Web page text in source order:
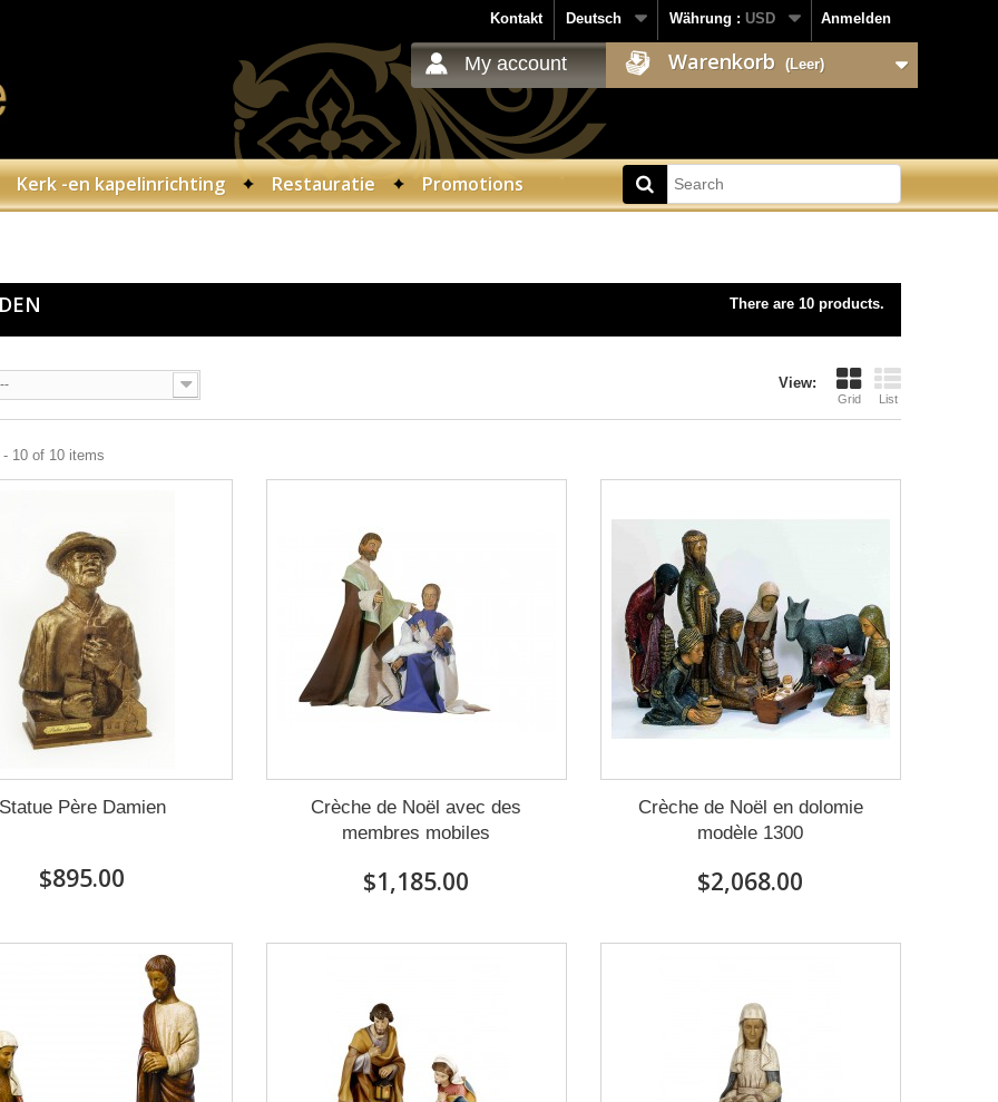
Anmelden
Währung : USD
Deutsch
Kontakt
Warenkorb (Leer)
My account
Kerk -en kapelinrichting Restauratie Promotions
There are 10 products.
View:
Grid List
--
10 of 10 items
Père Damien
$895.00
Crèche de Noël avec des
membres mobiles
$1,185.00
Crèche de Noël en dolomie
modèle 1300
$2,068.00